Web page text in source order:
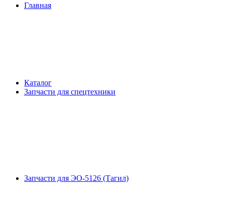
Главная
Каталог
Запчасти для спецтехники
Запчасти для ЭО-5126 (Тагил)